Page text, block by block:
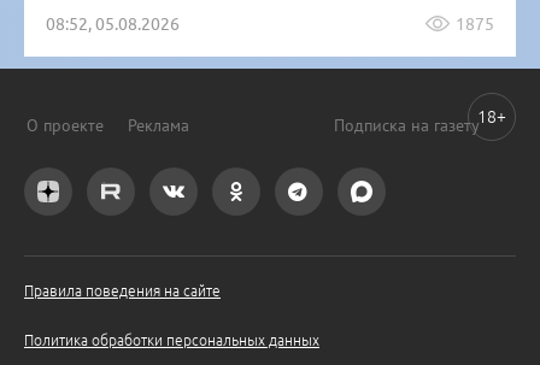
08:52, 05.08.2026 1875
О проекте Реклама Подписка на газету
Правила поведения на сайте
Политика обработки персональных данных
18+